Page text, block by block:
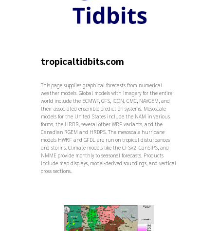
tropicaltidbits.com
This page supplies graphical forecasts from numerical
weather models. Global models with imagery for the entire
world include the ECMWF, GFS, ICON, CMC, NAVGEM, and
their associated ensemble prediction systems. Mesoscale
models for the United States include the NAM in various
forms, the HRRR, several other WRF variants, and the
Canadian RGEM and HRDPS. The mesoscale hurricane
models HWRF and GFDL are run on tropical disturbances
and storms. Climate models like the CFSv2, CanSIPS, and
NMME provide monthly to seasonal forecasts. Products
include map displays, model-derived soundings, and vertical
cross sections.